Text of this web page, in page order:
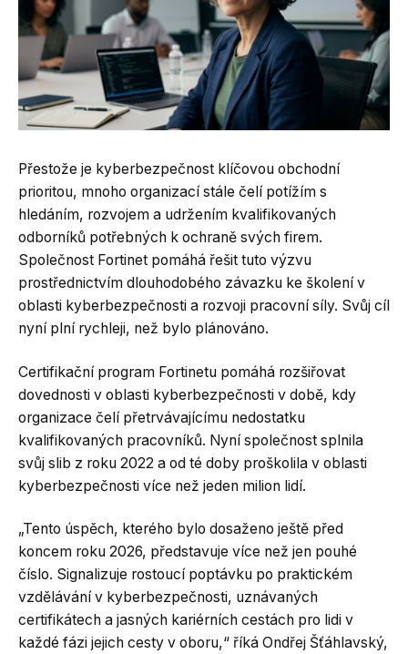
Přestože je kyberbezpečnost klíčovou obchodní
prioritou, mnoho organizací stále čelí potížím s
hledáním, rozvojem a udržením kvalifikovaných
odborníků potřebných k ochraně svých firem.
Společnost Fortinet pomáhá řešit tuto výzvu
prostřednictvím dlouhodobého závazku ke školení v
oblasti kyberbezpečnosti a rozvoji pracovní síly. Svůj cíl
nyní plní rychleji, než bylo plánováno.
Certifikační program Fortinetu pomáhá rozšiřovat
dovednosti v oblasti kyberbezpečnosti v době, kdy
organizace čelí přetrvávajícímu nedostatku
kvalifikovaných pracovníků. Nyní společnost splnila
svůj slib z roku 2022 a od té doby proškolila v oblasti
kyberbezpečnosti více než jeden milion lidí.
„Tento úspěch, kterého bylo dosaženo ještě před
koncem roku 2026, představuje více než jen pouhé
číslo. Signalizuje rostoucí poptávku po praktickém
vzdělávání v kyberbezpečnosti, uznávaných
certifikátech a jasných kariérních cestách pro lidi v
každé fázi jejich cesty v oboru,“ říká Ondřej Šťáhlavský,